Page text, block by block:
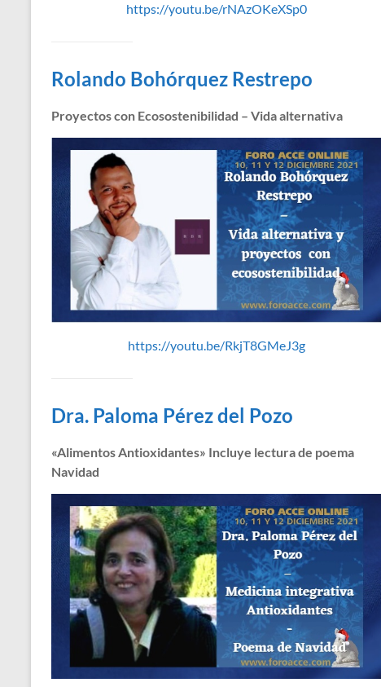
https://youtu.be/rNAzOKeXSp0
Rolando Bohórquez Restrepo
Proyectos con Ecosostenibilidad – Vida alternativa
https://youtu.be/RkjT8GMeJ3g
Dra. Paloma Pérez del Pozo
«Alimentos Antioxidantes» Incluye lectura de poema
Navidad